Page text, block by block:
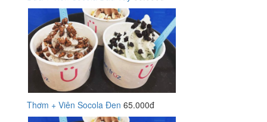
Thơm + Viên Socola Đen 65.000đ